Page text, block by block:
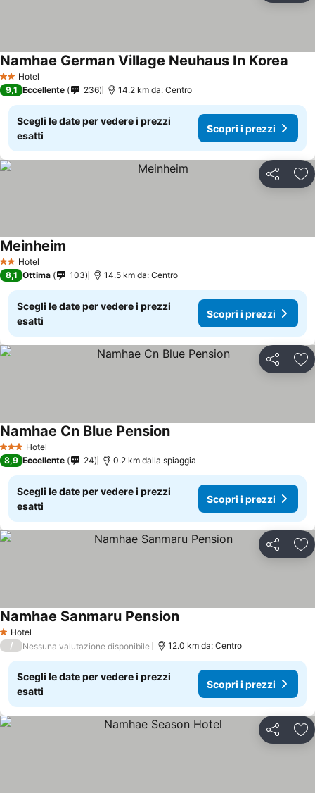
2 StelleHotel
Namhae German Village Neuhaus In Korea
9,1 Eccellente 236 14.2 km da: Centro
Scegli le date per vedere i prezzi
esatti
Scopri i prezzi
Condividi
2 StelleHotel
Meinheim
8,1 Ottima 103 14.5 km da: Centro
Scegli le date per vedere i prezzi
esatti
Scopri i prezzi
Condividi
3 StelleHotel
Namhae Cn Blue Pension
8,9 Eccellente 24 0.2 km dalla spiaggia
Scegli le date per vedere i prezzi
esatti
Scopri i prezzi
Condividi
1 Stelle
Hotel
Namhae Sanmaru Pension
/ Nessuna valutazione disponibile 12.0 km da: Centro
Scegli le date per vedere i prezzi
esatti
Scopri i prezzi
Condividi